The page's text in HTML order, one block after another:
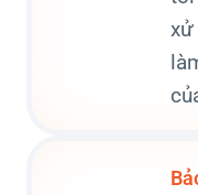
xử